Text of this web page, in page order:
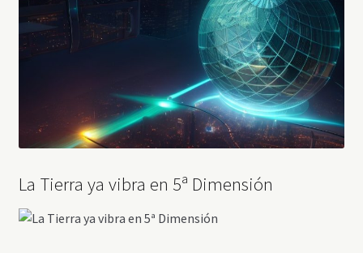
La Tierra ya vibra en 5ª Dimensión